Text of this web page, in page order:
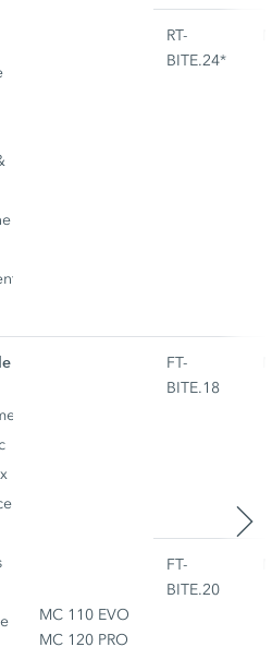
RT-
BITE.24*
MC 110 EVO
MC 120 PRO
FT-
BITE.18
FT-
BITE.20